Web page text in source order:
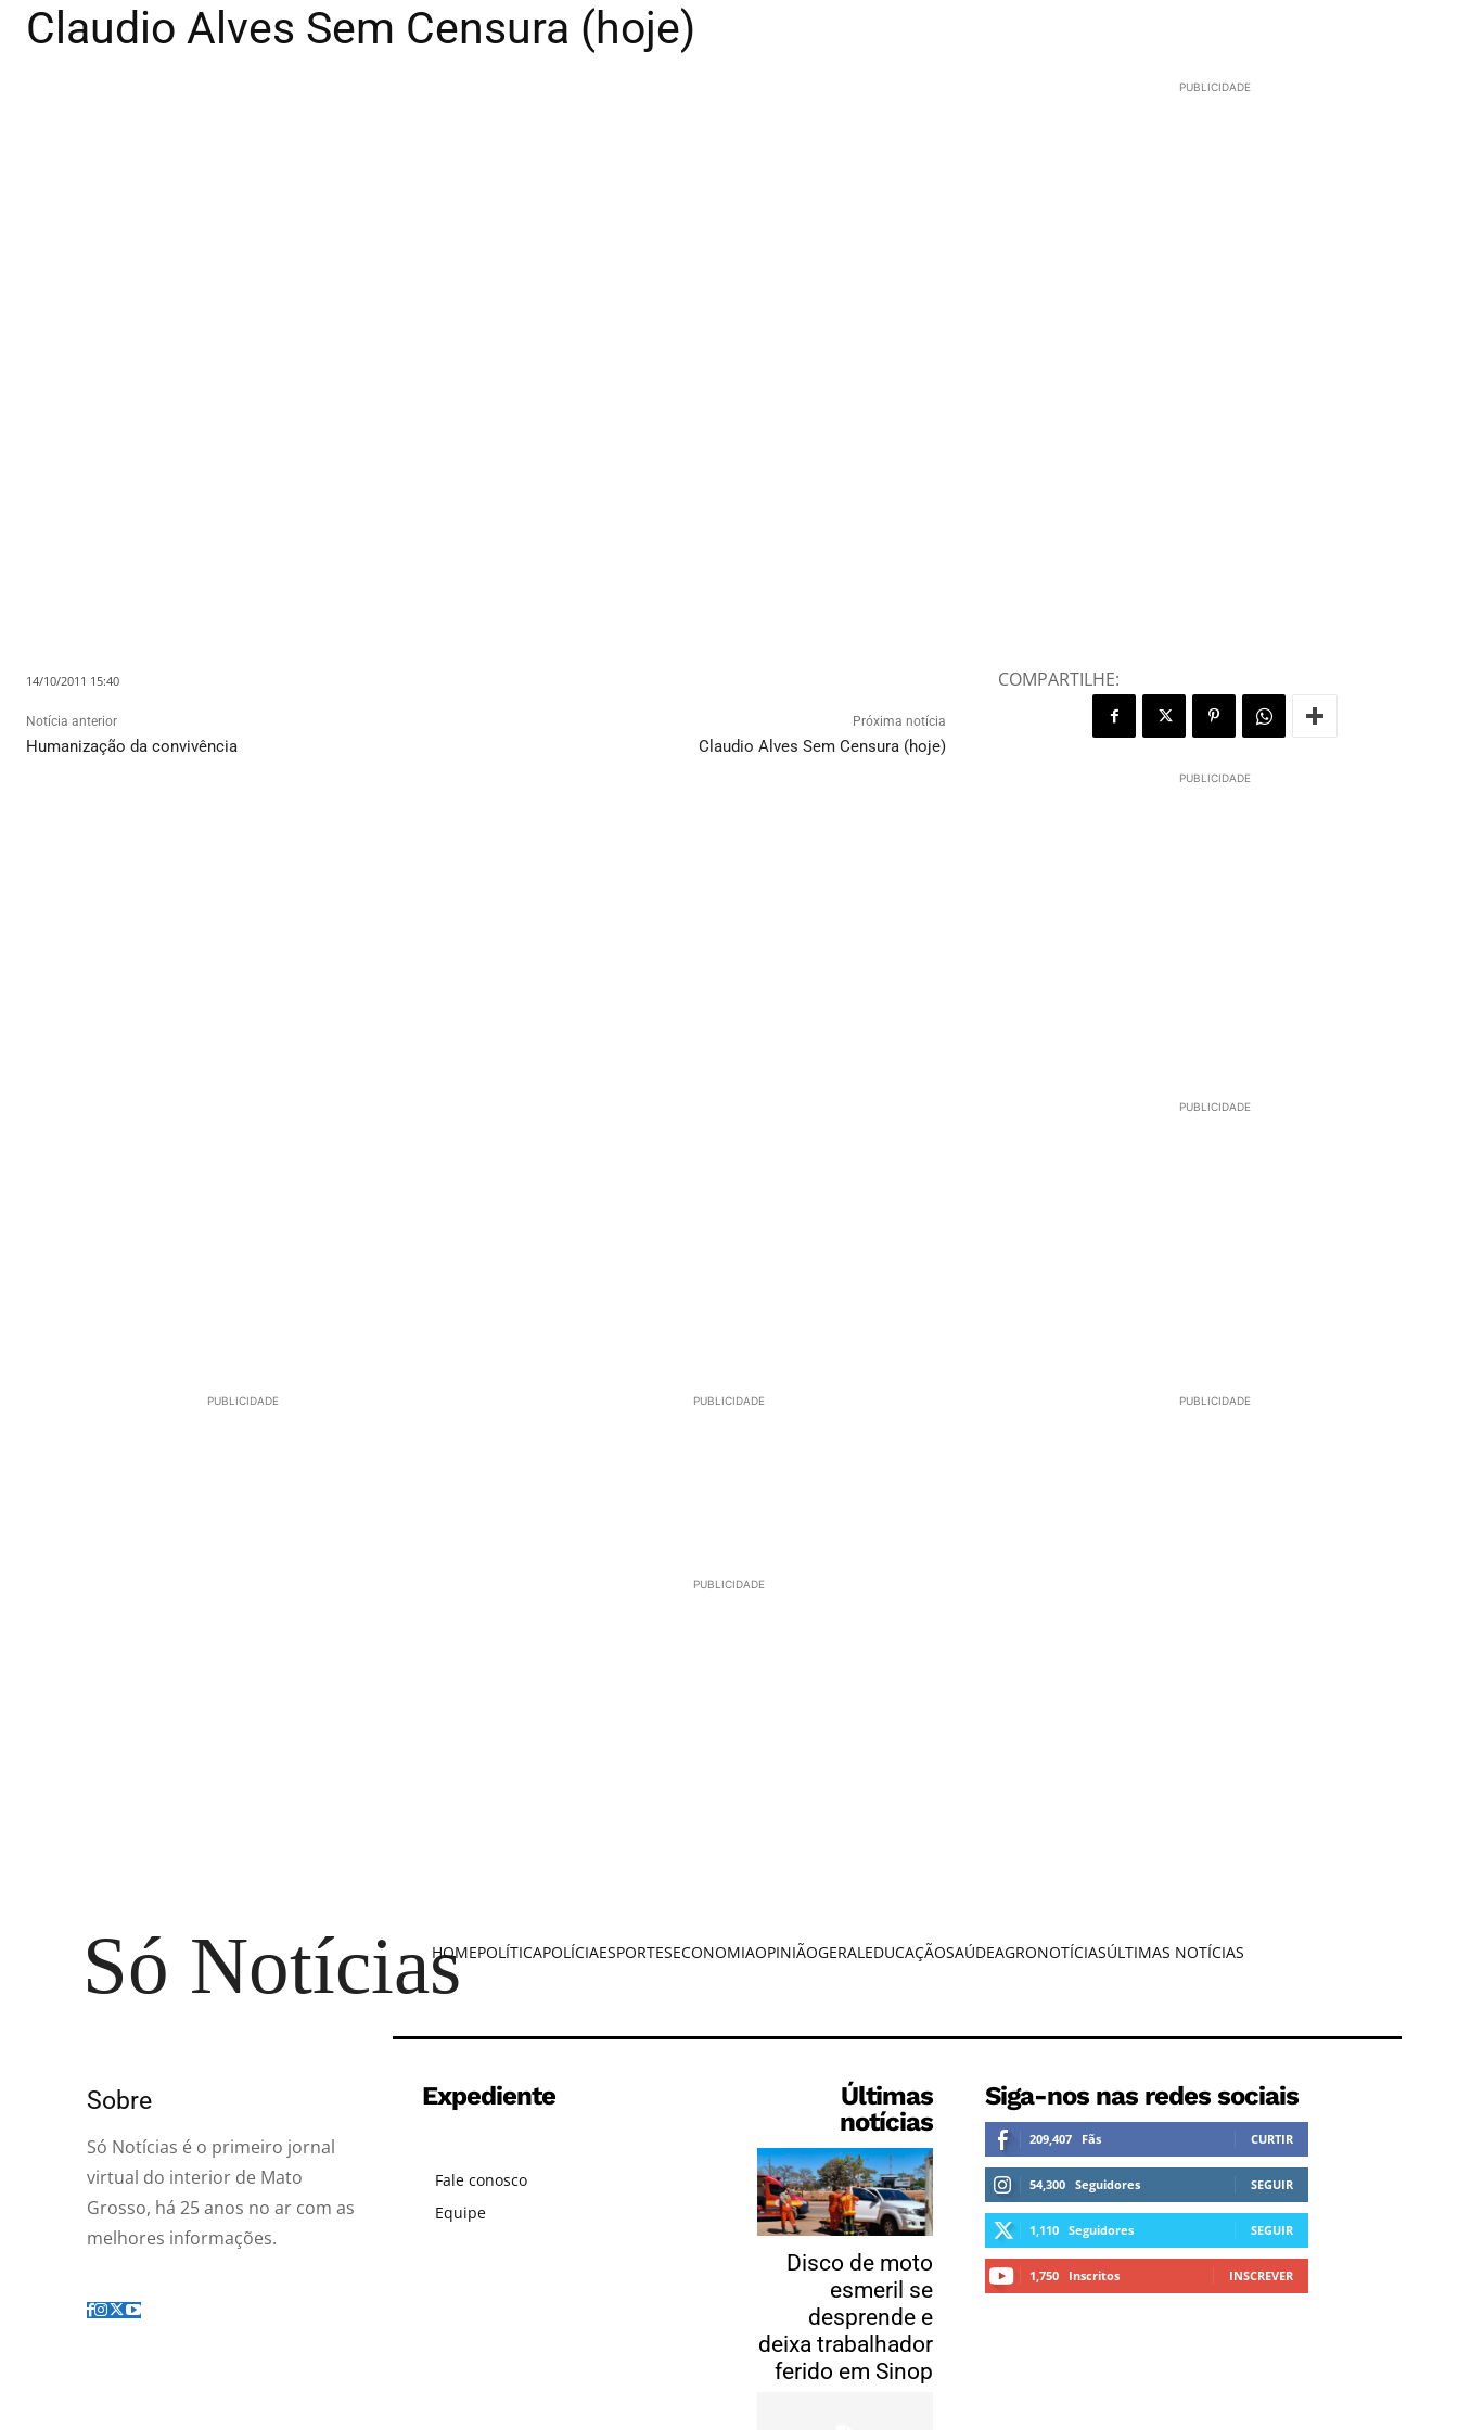
Claudio Alves Sem Censura (hoje)
PUBLICIDADE
14/10/2011 15:40
Notícia anterior
Humanização da convivência
Próxima notícia
Claudio Alves Sem Censura (hoje)
COMPARTILHE:
PUBLICIDADE
PUBLICIDADE
PUBLICIDADE PUBLICIDADE PUBLICIDADE
PUBLICIDADE
Só Notícias
HOMEPOLÍTICAPOLÍCIAESPORTESECONOMIAOPINIÃOGERALEDUCAÇÃOSAÚDEAGRONOTÍCIASÚLTIMAS NOTÍCIAS
Sobre
Só Notícias é o primeiro jornal
virtual do interior de Mato
Grosso, há 25 anos no ar com as
melhores informações.
Expediente
Fale conosco
Equipe
Últimas
notícias
Disco de moto
esmeril se
desprende e
deixa trabalhador
ferido em Sinop
Siga-nos nas redes sociais
209,407 Fãs CURTIR
54,300 Seguidores SEGUIR
1,110 Seguidores SEGUIR
1,750 Inscritos INSCREVER